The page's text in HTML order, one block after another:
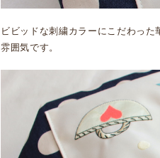
ビビッドな刺繍カラーにこだわっ
雰囲気です。